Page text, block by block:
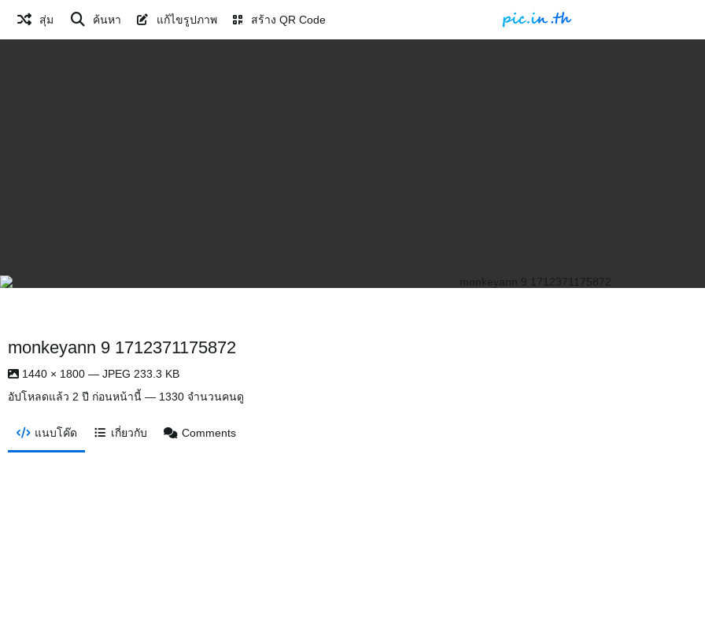
สุ่ม ค้นหา แก้ไขรูปภาพ สร้าง QR Code
monkeyann 9 1712371175872
1440 × 1800 — JPEG 233.3 KB
อัปโหลดแล้ว 2 ปี ก่อนหน้านี้ — 1330 จำนวนคนดู
แนบโค๊ด เกี่ยวกับ Comments